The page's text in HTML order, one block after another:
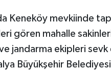
Keneköy mevkiinde
gören mahalle
jandarma ekipleri sevk
Büyükşehir